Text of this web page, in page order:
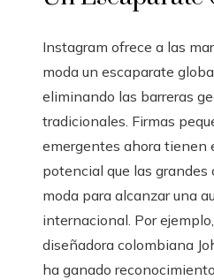
Instagram ofrece a las
moda un escaparate
eliminando las barreras
tradicionales. Firmas
emergentes ahora tienen
potencial que las grandes
moda para alcanzar una
internacional. Por
diseñadora colombiana
ha ganado